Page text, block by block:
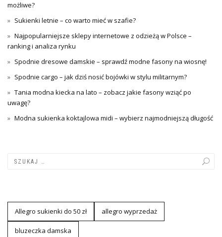
możliwe?
Sukienki letnie – co warto mieć w szafie?
Najpopularniejsze sklepy internetowe z odzieżą w Polsce –
ranking i analiza rynku
Spodnie dresowe damskie – sprawdź modne fasony na wiosnę!
Spodnie cargo – jak dziś nosić bojówki w stylu militarnym?
Tania modna kiecka na lato – zobacz jakie fasony wziąć po
uwagę?
Modna sukienka koktajlowa midi – wybierz najmodniejszą długość
Allegro sukienki do 50 zł allegro wyprzedaż
bluzeczka damska